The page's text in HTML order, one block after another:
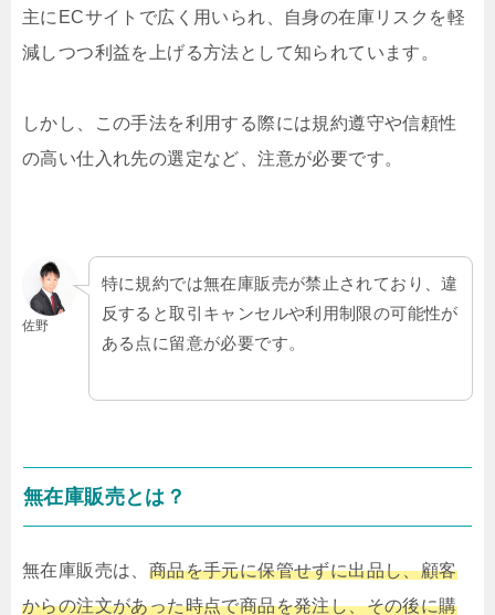
主にECサイトで広く用いられ、自身の在庫リスクを軽
減しつつ利益を上げる方法として知られています。
しかし、この手法を利用する際には規約遵守や信頼性
の高い仕入れ先の選定など、注意が必要です。
佐野
特に規約では無在庫販売が禁止されており、違
反すると取引キャンセルや利用制限の可能性が
ある点に留意が必要です。
無在庫販売とは？
無在庫販売は、 商品を手元に保管せずに出品し、顧客
からの注文があった時点で商品を発注し、その後に購